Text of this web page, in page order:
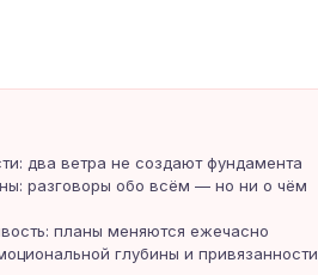
два ветра не создают фундамента
разговоры обо всём — но ни о чём
планы меняются ежечасно
глубины и привязанности